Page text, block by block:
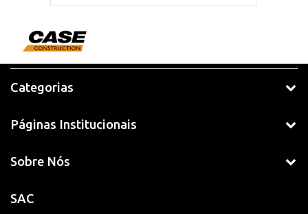
Categorias
Páginas Institucionais
Sobre Nós
SAC